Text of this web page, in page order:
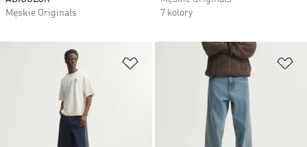
Męskie Originals
7 kolory
Dodaj do listy życzeń